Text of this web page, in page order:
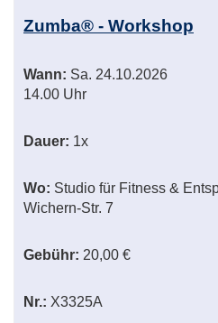
Zumba® - Workshop
Wann: Sa. 24.10.2026
14.00 Uhr
Dauer: 1x
Wo: Studio für Fitness &
Wichern-Str. 7
Gebühr: 20,00 €
Nr.: X3325A